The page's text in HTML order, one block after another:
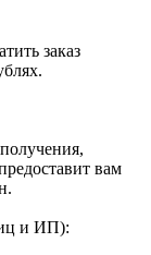
заказ
вам
и ИП):